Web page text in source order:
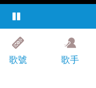
歌號 歌手